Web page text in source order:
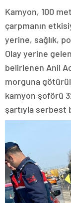
Kamyon, 100
çarpmanın
yerine, sağlık,
Olay yerine
belirlenen Anil
morguna
kamyon şoförü
şartıyla serbest